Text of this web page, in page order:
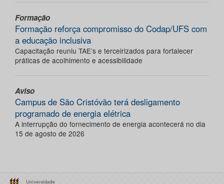
Formação
Formação reforça compromisso do Codap/UFS com
a educação inclusiva
Capacitação reuniu TAE’s e terceirizados para fortalecer
práticas de acolhimento e acessibilidade
Aviso
Campus de São Cristóvão terá desligamento
programado de energia elétrica
A interrupção do fornecimento de energia acontecerá no dia
15 de agosto de 2026